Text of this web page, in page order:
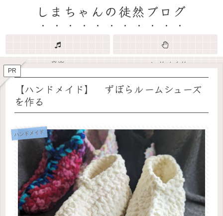
しまちゃんの徒然ブログ
音楽
ハンドメイド
PR
【ハンドメイド】 ずぼらルームシューズ
を作る
ハンドメイド